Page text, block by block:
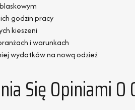
godzin pracy
kieszeni
i warunkach
wydatków na nową odzież
Się Opiniami